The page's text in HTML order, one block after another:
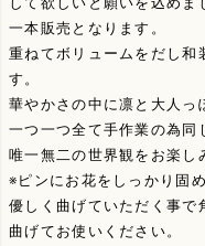
一本販売となります。
重ねてボリュームをだし和
す。
華やかさの中に凛と大人っ
一つ一つ全て手作業の為同
唯一無二の世界観をお楽し
※ピンにお花をしっかり固
優しく曲げていただく事で
曲げてお使いください。